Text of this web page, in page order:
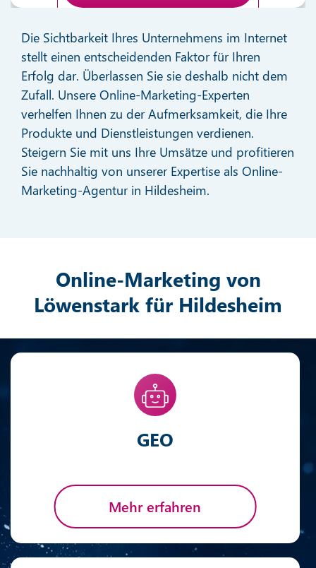
Hier klicken
Friendly
Die Sichtbarkeit Ihres Unternehmens im Internet
stellt einen entscheidenden Faktor für Ihren
Erfolg dar. Überlassen Sie sie deshalb nicht dem
Zufall. Unsere Online-Marketing-Experten
verhelfen Ihnen zu der Aufmerksamkeit, die Ihre
Produkte und Dienstleistungen verdienen.
Steigern Sie mit uns Ihre Umsätze und profitieren
Sie nachhaltig von unserer Expertise als Online-
Marketing-Agentur in Hildesheim.
Online-Marketing von
Löwenstark für Hildesheim
GEO
Mehr erfahren